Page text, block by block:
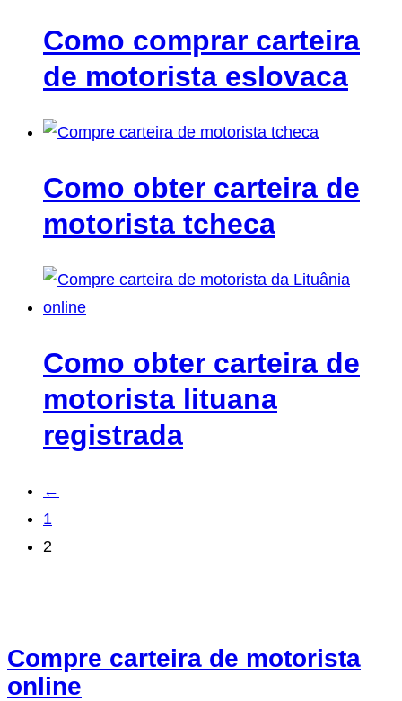
Como comprar carteira
de motorista eslovaca
Como obter carteira de
motorista tcheca
Como obter carteira de
motorista lituana
registrada
←
1
2
Compre carteira de motorista
online